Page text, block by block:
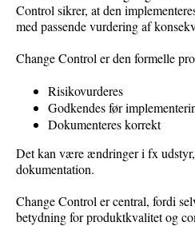
Control sikrer, at den
med passende vurdering af
Change Control er den formelle
Risikovurderes
Godkendes før
Dokumenteres korrekt
Det kan være ændringer i fx
dokumentation.
Change Control er central, fordi
betydning for produktkvalitet og